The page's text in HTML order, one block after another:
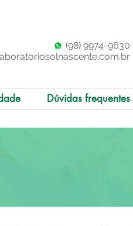
(98) 9974-9630
Dúvidas frequentes